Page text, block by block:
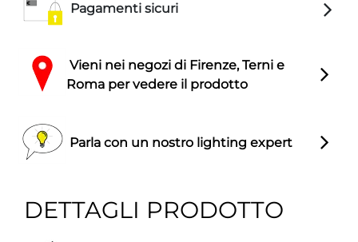
Pagamenti sicuri
Vieni nei negozi di Firenze, Terni e
Roma per vedere il prodotto
Parla con un nostro lighting expert
DETTAGLI PRODOTTO